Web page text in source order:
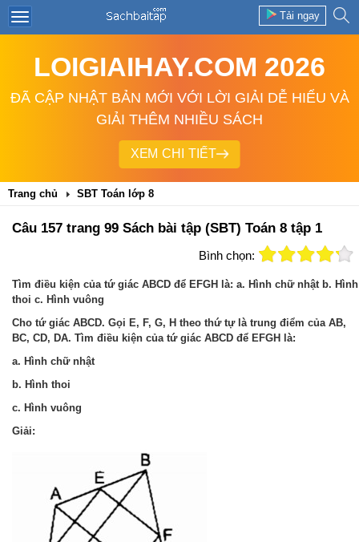
Tải ngay
LOIGIAIHAY.COM 2026
ĐÃ CẬP NHẬT BẢN MỚI VỚI LỜI GIẢI DỄ HIỂU VÀ
GIẢI THÊM NHIỀU SÁCH
XEM CHI TIẾT
Trang chủ SBT Toán lớp 8
Câu 157 trang 99 Sách bài tập (SBT) Toán 8 tập 1
Bình chọn:
Tìm điều kiện của tứ giác ABCD để EFGH là: a. Hình chữ nhật b. Hình
thoi c. Hình vuông
Cho tứ giác ABCD. Gọi E, F, G, H theo thứ tự là trung điểm của AB,
BC, CD, DA. Tìm điều kiện của tứ giác ABCD để EFGH là:
a. Hình chữ nhật
b. Hình thoi
c. Hình vuông
Giải: